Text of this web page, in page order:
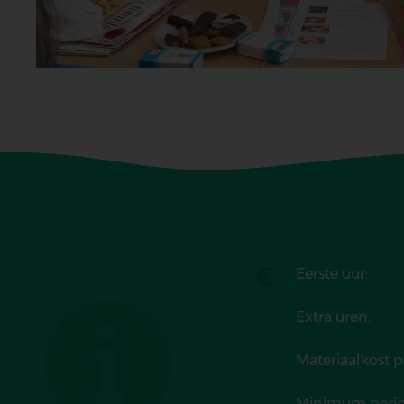
Tarief
Eerste uur:
Extra uren:
Materiaalkost